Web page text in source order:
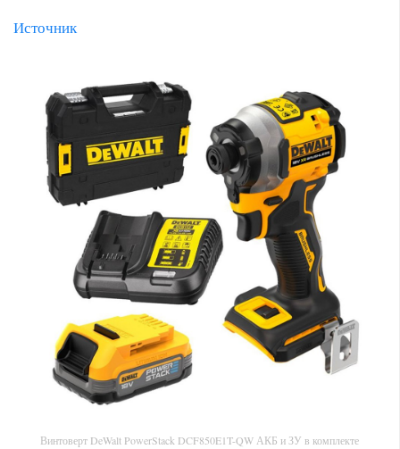
Источник
Винтоверт DeWalt PowerStack DCF850E1T-QW АКБ и ЗУ в комплекте